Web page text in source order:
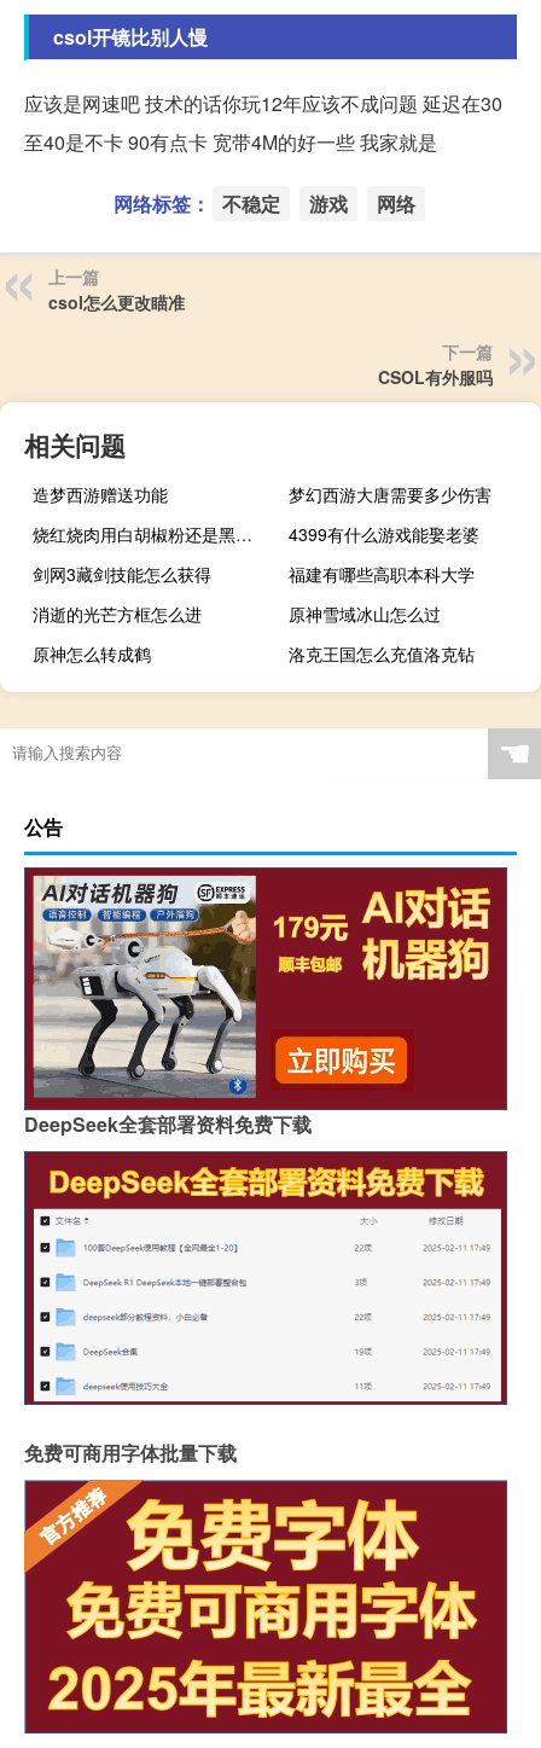
csol开镜比别人慢
应该是网速吧 技术的话你玩12年应该不成问题 延迟在30
至40是不卡 90有点卡 宽带4M的好一些 我家就是
网络标签： 不稳定 游戏 网络
上一篇
csol怎么更改瞄准
下一篇
CSOL有外服吗
相关问题
造梦西游赠送功能
梦幻西游大唐需要多少伤害
烧红烧肉用白胡椒粉还是黑胡椒粉
4399有什么游戏能娶老婆
剑网3藏剑技能怎么获得
福建有哪些高职本科大学
消逝的光芒方框怎么进
原神雪域冰山怎么过
原神怎么转成鹤
洛克王国怎么充值洛克钻
☚
公告
DeepSeek全套部署资料免费下载
免费可商用字体批量下载